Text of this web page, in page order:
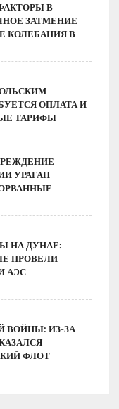
В
ЗАТМЕНИЕ
КОЛЕБАНИЯ В
ОПЛАТА И
ТАРИФЫ
УРАГАН
НА ДУНАЕ:
ПРОВЕЛИ
АЭС
ВОЙНЫ: ИЗ-ЗА
ФЛОТ